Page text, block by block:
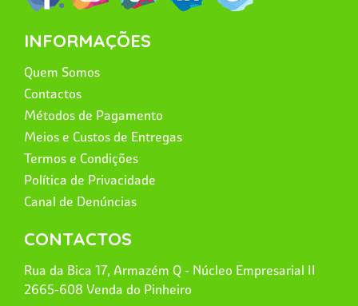
INFORMAÇÕES
Quem Somos
Contactos
Métodos de Pagamento
Meios e Custos de Entregas
Termos e Condições
Política de Privacidade
Canal de Denúncias
CONTACTOS
Rua da Bica 17, Armazém Q - Núcleo Empresarial II
2665-608 Venda do Pinheiro